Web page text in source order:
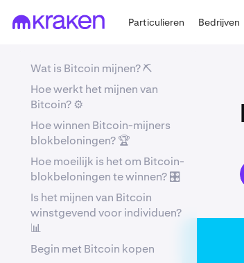
Particulieren Bedrijven
Wat is Bitcoin mijnen? ⛏️
Hoe werkt het mijnen van
Bitcoin? ⚙️
Hoe winnen Bitcoin-mijners
blokbeloningen? 🏆
Hoe moeilijk is het om Bitcoin-
blokbeloningen te winnen? 🎛️
Is het mijnen van Bitcoin
winstgevend voor individuen?
📊
Begin met Bitcoin kopen